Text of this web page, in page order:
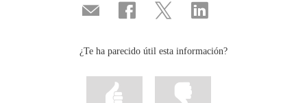
Compartir
por
Compartir
en
Compartir
en
Compartir
en
¿Te ha parecido útil esta información?
Marcar